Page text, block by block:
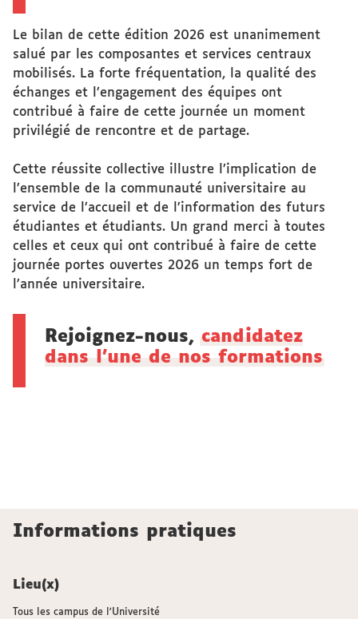
Le bilan de cette édition 2026 est unanimement
salué par les composantes et services centraux
mobilisés. La forte fréquentation, la qualité des
échanges et l’engagement des équipes ont
contribué à faire de cette journée un moment
privilégié de rencontre et de partage.
Cette réussite collective illustre l’implication de
l’ensemble de la communauté universitaire au
service de l’accueil et de l’information des futurs
étudiantes et étudiants. Un grand merci à toutes
celles et ceux qui ont contribué à faire de cette
journée portes ouvertes 2026 un temps fort de
l’année universitaire.
Rejoignez-nous, candidatez
dans l'une de nos formations
Informations pratiques
Lieu(x)
Tous les campus de l'Université